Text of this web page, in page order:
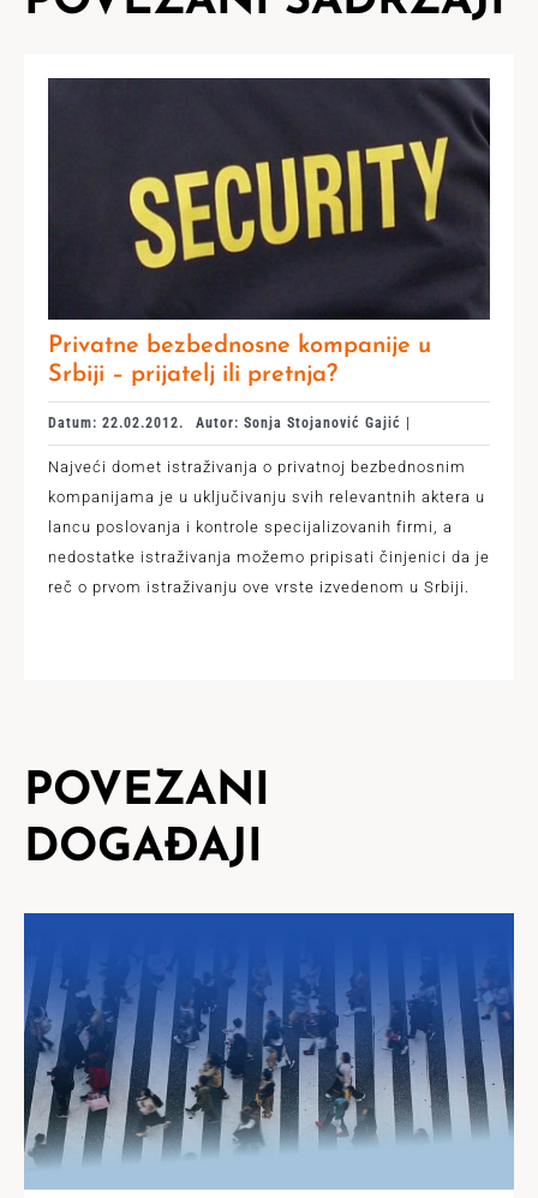
Privatne bezbednosne kompanije u
Srbiji – prijatelj ili pretnja?
Datum: 22.02.2012. Autor: Sonja Stojanović Gajić |
Najveći domet istraživanja o privatnoj bezbednosnim
kompanijama je u uključivanju svih relevantnih aktera u
lancu poslovanja i kontrole specijalizovanih firmi, a
nedostatke istraživanja možemo pripisati činjenici da je
reč o prvom istraživanju ove vrste izvedenom u Srbiji.
POVEZANI
DOGAĐAJI